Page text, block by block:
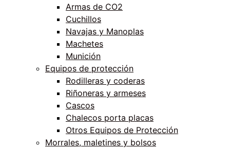
Armas de CO2
Cuchillos
Navajas y Manoplas
Machetes
Munición
Equipos de protección
Rodilleras y coderas
Riñoneras y armeses
Cascos
Chalecos porta placas
Otros Equipos de Protección
Morrales, maletines y bolsos